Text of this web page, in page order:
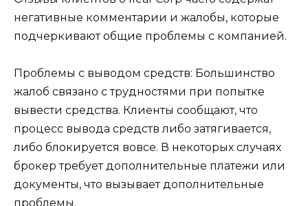
негативные комментарии и жалобы, которые
подчеркивают общие проблемы с компанией.
Проблемы с выводом средств: Большинство
жалоб связано с трудностями при попытке
вывести средства. Клиенты сообщают, что
процесс вывода средств либо затягивается,
либо блокируется вовсе. В некоторых случаях
брокер требует дополнительные платежи или
документы, что вызывает дополнительные
проблемы.